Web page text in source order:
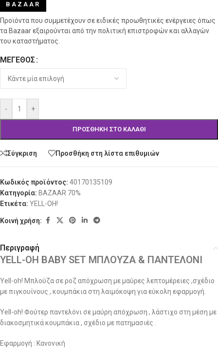
BAZAAR
Προϊόντα που συμμετέχουν σε ειδικές προωθητικές ενέργειες όπως
τα Bazaar εξαιρούνται από την πολιτική επιστροφών και αλλαγών
του καταστήματος.
ΜΈΓΕΘΟΣ
- +
ΠΡΟΣΘΉΚΗ ΣΤΟ ΚΑΛΆΘΙ
Alternative:
Σύγκριση Προσθήκη στη λίστα επιθυμιών
Κωδικός προϊόντος: 40170135109
Κατηγορία: BAZAAR 70%
Ετικέτα: YELL-OH!
Κοινή χρήση:
Περιγραφή
YELL-OH BABY SET ΜΠΛΟΥΖΑ & ΠΑΝΤΕΛΟΝΙ
Yell-oh! Μπλούζα σε ροζ απόχρωση με μαύρες λεπτομέρειες ,σχέδιο
με πιγκουίνους , κουμπάκια στη λαιμόκοψη για εύκολη εφαρμογή.
Yell-oh! Φούτερ παντελόνι σε μαύρη απόχρωση , λάστιχο στη μέση με
διακοσμητικά κουμπάκια , σχέδιο με πατημασιές .
Εφαρμογή : Κανονική